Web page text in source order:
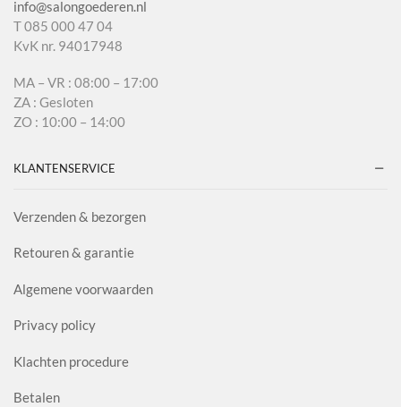
info@salongoederen.nl
T 085 000 47 04
KvK nr. 94017948
MA – VR : 08:00 – 17:00
ZA : Gesloten
ZO : 10:00 – 14:00
KLANTENSERVICE
Verzenden & bezorgen
Retouren & garantie
Algemene voorwaarden
Privacy policy
Klachten procedure
Betalen